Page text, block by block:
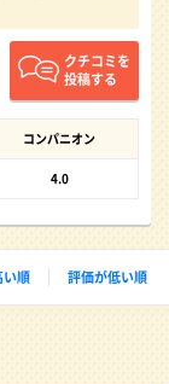
クチコミを
投稿する
コンパニオン
4.0
い順 評価が低い順